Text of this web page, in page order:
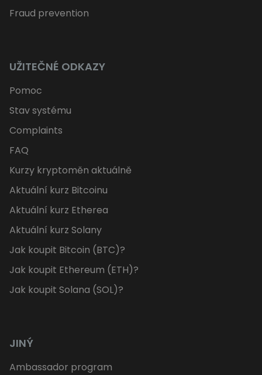
Fraud prevention
UŽITEČNÉ ODKAZY
Pomoc
Stav systému
Complaints
FAQ
Kurzy kryptoměn aktuálně
Aktuální kurz Bitcoinu
Aktuální kurz Etherea
Aktuální kurz Solany
Jak koupit Bitcoin (BTC)?
Jak koupit Ethereum (ETH)?
Jak koupit Solana (SOL)?
JINÝ
Ambassador program